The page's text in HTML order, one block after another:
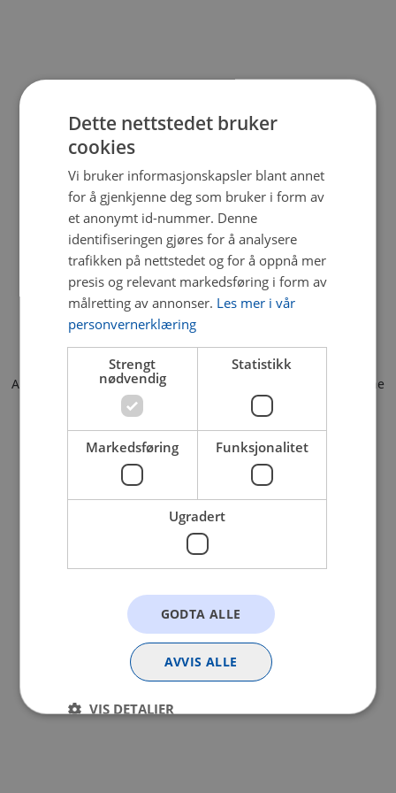
Application error: a client-side exception has occurred (see the
browser console for more information).
Dette nettstedet bruker
cookies
Vi bruker informasjonskapsler blant annet
for å gjenkjenne deg som bruker i form av
et anonymt id-nummer. Denne
identifiseringen gjøres for å analysere
trafikken på nettstedet og for å oppnå mer
presis og relevant markedsføring i form av
målretting av annonser. Les mer i vår
personvernerklæring
Strengt
nødvendig
Statistikk
Markedsføring Funksjonalitet
Ugradert
GODTA ALLE
AVVIS ALLE
VIS DETALJER